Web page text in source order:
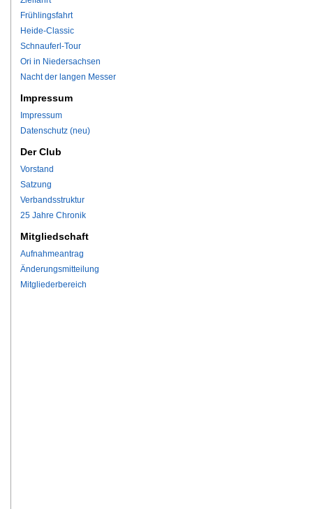
Frühlingsfahrt
Heide-Classic
Schnauferl-Tour
Ori in Niedersachsen
Nacht der langen Messer
Impressum
Impressum
Datenschutz (neu)
Der Club
Vorstand
Satzung
Verbandsstruktur
25 Jahre Chronik
Mitgliedschaft
Aufnahmeantrag
Änderungsmitteilung
Mitgliederbereich